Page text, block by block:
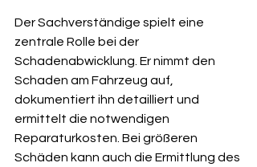
Der Sachverständige spielt eine
zentrale Rolle bei der
Schadenabwicklung. Er nimmt den
Schaden am Fahrzeug auf,
dokumentiert ihn detailliert und
ermittelt die notwendigen
Reparaturkosten. Bei größeren
Schäden kann auch die Ermittlung des